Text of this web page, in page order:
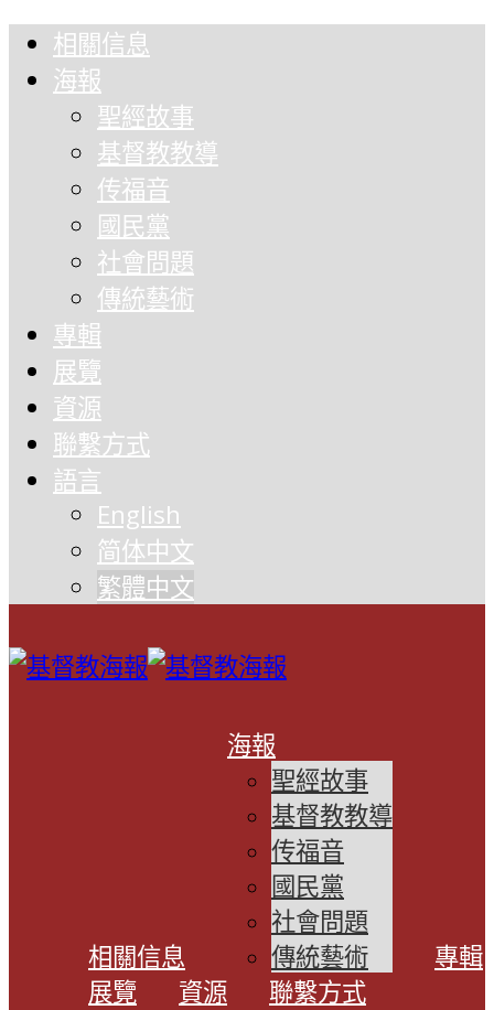
相關信息
海報
聖經故事
基督教教導
传福音
國民黨
社會問題
傳統藝術
專輯
展覽
資源
聯繫方式
語言
English
简体中文
繁體中文
相關信息
海報
聖經故事
基督教教導
传福音
國民黨
社會問題
傳統藝術
專輯
展覽
資源
聯繫方式